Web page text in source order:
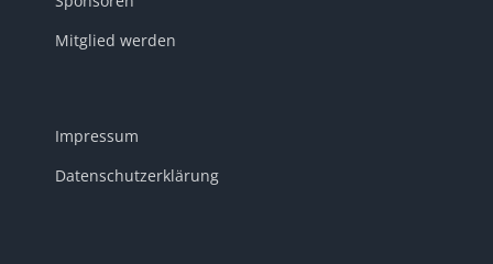
Mitglied werden
Impressum
Datenschutzerklärung